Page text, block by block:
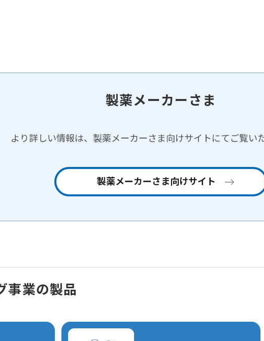
製薬メーカーさま
より詳しい情報は、製薬メーカーさま向けサイトにてご覧い
製薬メーカーさま向けサイト
事業の製品